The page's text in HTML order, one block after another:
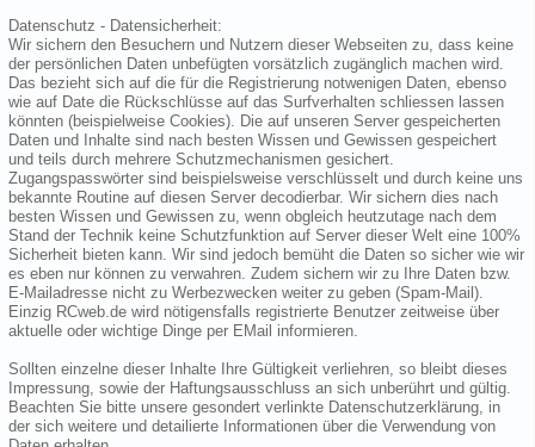
Datenschutz - Datensicherheit:
Wir sichern den Besuchern und Nutzern dieser Webseiten zu, dass keine
der persönlichen Daten unbefügten vorsätzlich zugänglich machen wird.
Das bezieht sich auf die für die Registrierung notwenigen Daten, ebenso
wie auf Date die Rückschlüsse auf das Surfverhalten schliessen lassen
könnten (beispielweise Cookies). Die auf unseren Server gespeicherten
Daten und Inhalte sind nach besten Wissen und Gewissen gespeichert
und teils durch mehrere Schutzmechanismen gesichert.
Zugangspasswörter sind beispielsweise verschlüsselt und durch keine uns
bekannte Routine auf diesen Server decodierbar. Wir sichern dies nach
besten Wissen und Gewissen zu, wenn obgleich heutzutage nach dem
Stand der Technik keine Schutzfunktion auf Server dieser Welt eine 100%
Sicherheit bieten kann. Wir sind jedoch bemüht die Daten so sicher wie wir
es eben nur können zu verwahren. Zudem sichern wir zu Ihre Daten bzw.
E-Mailadresse nicht zu Werbezwecken weiter zu geben (Spam-Mail).
Einzig RCweb.de wird nötigensfalls registrierte Benutzer zeitweise über
aktuelle oder wichtige Dinge per EMail informieren.
Sollten einzelne dieser Inhalte Ihre Gültigkeit verliehren, so bleibt dieses
Impressung, sowie der Haftungsausschluss an sich unberührt und gültig.
Beachten Sie bitte unsere gesondert verlinkte Datenschutzerklärung, in
der sich weitere und detailierte Informationen über die Verwendung von